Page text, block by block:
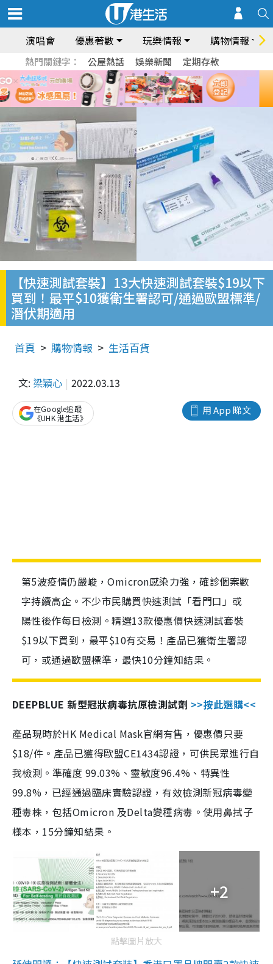
演唱會 優惠著數 玩樂情報 購物情報
熱門關鍵字： 公屋熱話 娛樂新聞 定期存款
【快速測試套裝】13大快速測試套裝$19以下
買到！最平$10獲衛生署認可/通過歐盟標準/
潛伏期適用
首頁 購物情報 生活百貨
文: 梁穎心 2022.03.13
用 App 睇文
在Google追蹤
《UHK 港生活》
第5波疫情仍嚴峻，Omicron感染力強，確診個案數
字持續高企。不少市民購買快速測試「看門口」或
陽性後作每日檢測。精選13款優惠價快速測試套裝
$19以下買到，最平$10有交易！產品已獲衛生署認
可，或通過歐盟標準，最快10分鐘知結果。
DEEPBLUE 新型冠狀病毒抗原檢測試劑 >>按此選購<<
產品現時於HK Medical Mask官網有售，優惠價只要
$18/件。產品已獲得歐盟CE1434認證，可供民眾進行自
我檢測。準確度 99.03%、靈敏度96.4%、特異性
99.8%，已經通過臨床實驗認證，有效檢測新冠病毒變
種毒株，包括Omicron 及Delta變種病毒。使用鼻拭子
樣本，15分鐘知結果。
+2
點擊圖片放大